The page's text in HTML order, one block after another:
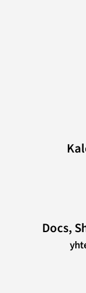
Docs,